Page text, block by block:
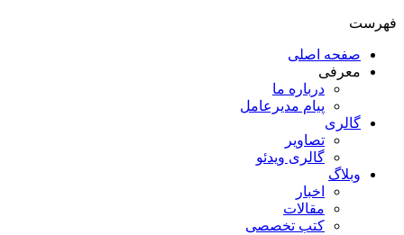
فهرست
صفحه اصلی
معرفی
درباره ما
پیام مدیرعامل
گالری
تصاویر
گالری ویدئو
وبلاگ
اخبار
مقالات
کتب تخصصی